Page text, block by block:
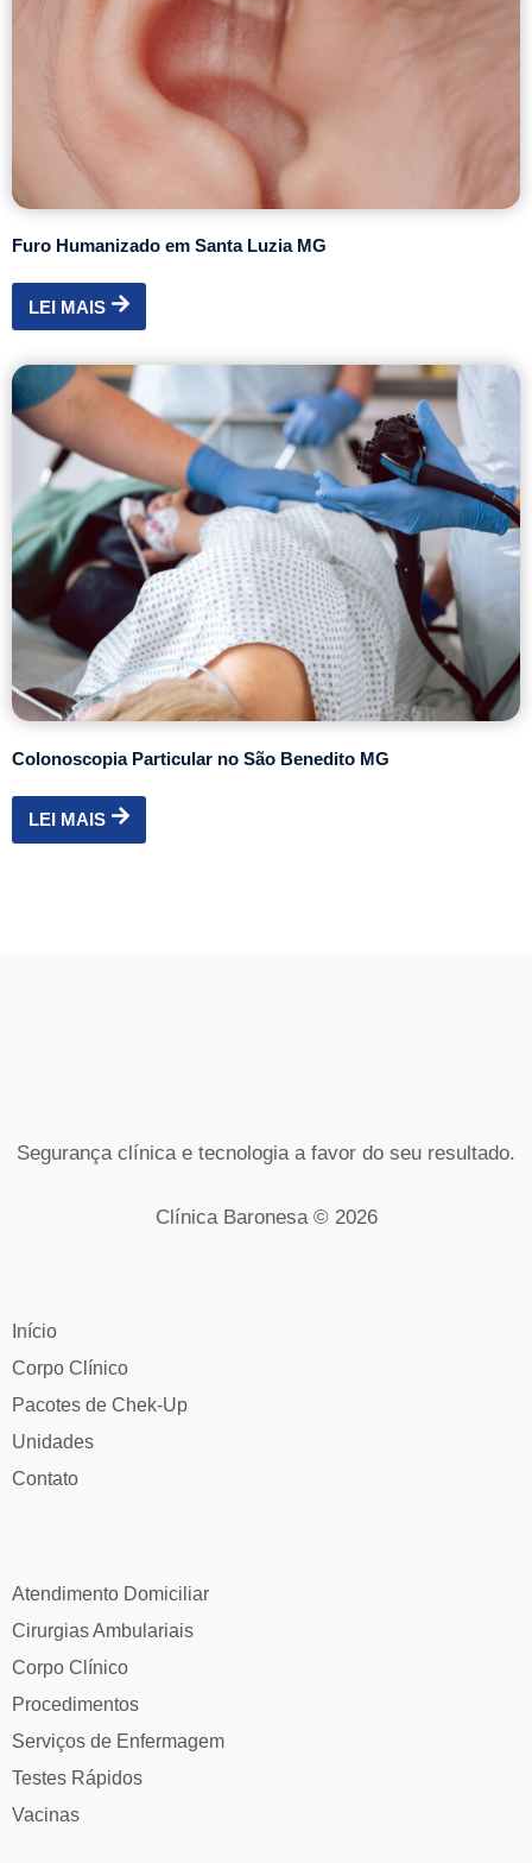
Furo Humanizado em Santa Luzia MG
LEI MAIS
Colonoscopia Particular no São Benedito MG
LEI MAIS
Segurança clínica e tecnologia a favor do seu resultado.
Clínica Baronesa © 2026
Início
Corpo Clínico
Pacotes de Chek-Up
Unidades
Contato
Atendimento Domiciliar
Cirurgias Ambulariais
Corpo Clínico
Procedimentos
Serviços de Enfermagem
Testes Rápidos
Vacinas